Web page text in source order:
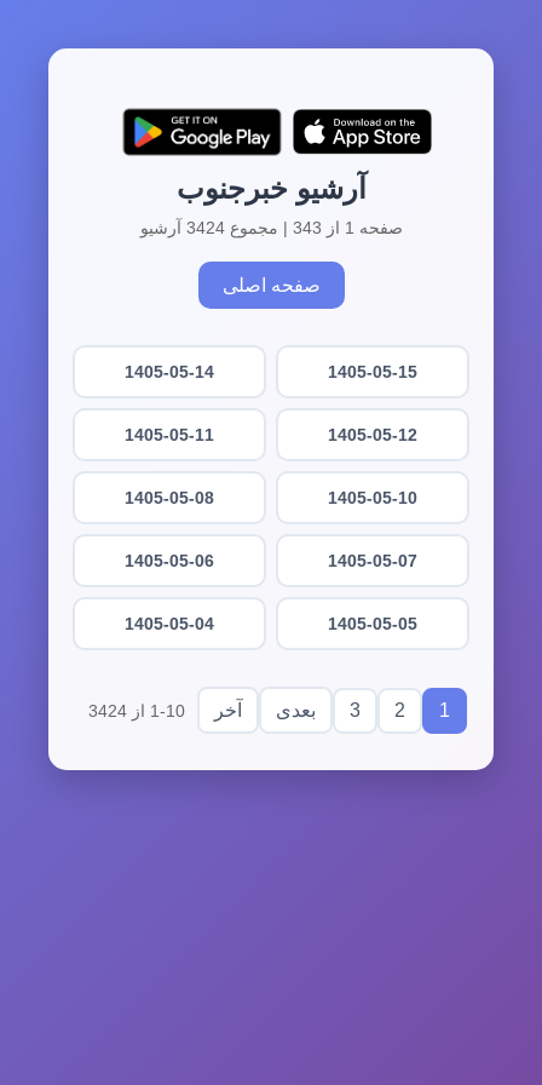
آرشیو خبرجنوب
صفحه 1 از 343 | مجموع 3424 آرشیو
صفحه اصلی
1405-05-15
1405-05-14
1405-05-12
1405-05-11
1405-05-10
1405-05-08
1405-05-07
1405-05-06
1405-05-05
1405-05-04
1
2
3 بعدی آخر 1-10 از 3424